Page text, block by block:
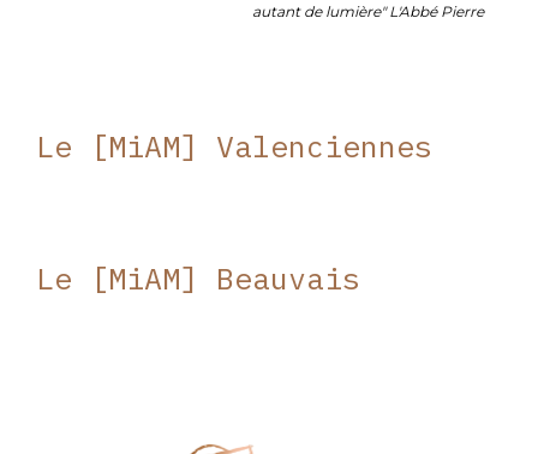
autant de lumière" L'Abbé Pierre
Le [MiAM] Valenciennes
Le [MiAM] Beauvais